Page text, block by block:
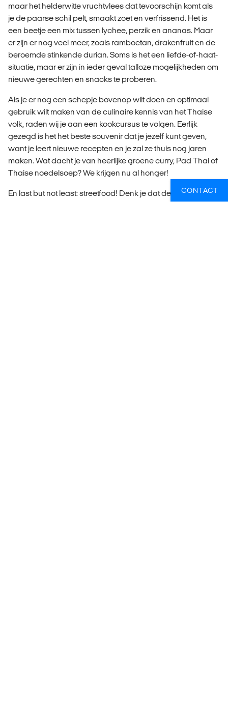
maar het helderwitte vruchtvlees dat tevoorschijn komt als
je de paarse schil pelt, smaakt zoet en verfrissend. Het is
een beetje een mix tussen lychee, perzik en ananas. Maar
er zijn er nog veel meer, zoals ramboetan, drakenfruit en de
beroemde stinkende durian. Soms is het een liefde-of-haat-
situatie, maar er zijn in ieder geval talloze mogelijkheden om
nieuwe gerechten en snacks te proberen.
Als je er nog een schepje bovenop wilt doen en optimaal
gebruik wilt maken van de culinaire kennis van het Thaise
volk, raden wij je aan een kookcursus te volgen. Eerlijk
gezegd is het het beste souvenir dat je jezelf kunt geven,
want je leert nieuwe recepten en je zal ze thuis nog jaren
maken. Wat dacht je van heerlijke groene curry, Pad Thai of
Thaise noedelsoep? We krijgen nu al honger!
En last but not least: streetfood! Denk je dat de beste snelle
CONTACT